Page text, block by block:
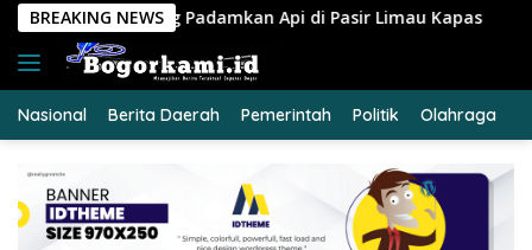
Langsung
konten
BREAKING NEWS
Api di Pasir Limau Kapas Ungkap Peredaran
Nasional Berita Daerah Pemerintah Politik Olahraga